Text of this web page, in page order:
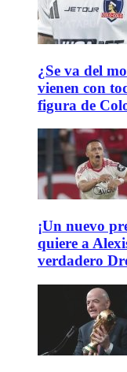
¿Se va del
vienen con
figura de
¡Un nuevo
quiere a
verdadero